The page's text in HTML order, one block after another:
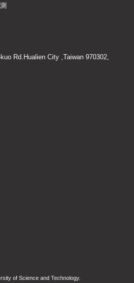
Rd.Hualien City ,Taiwan 970302,
of Science and Technology.